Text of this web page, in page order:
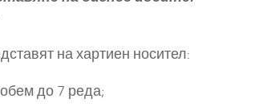
на хартиен носител:
до 7 реда;